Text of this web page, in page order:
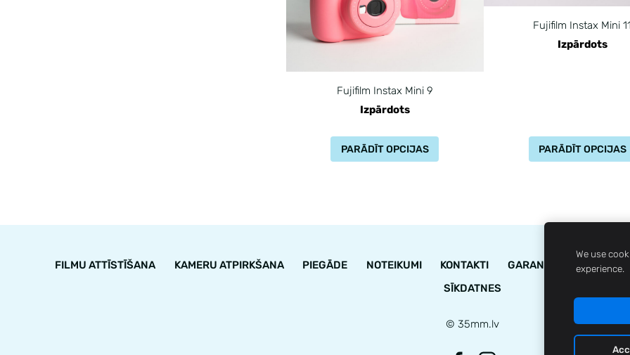
Fujifilm Instax Mini 9
Izpārdots
PARĀDĪT OPCIJAS
Fujifilm Instax Mini
Izpārdots
PARĀDĪT OPCIJAS
FILMU ATTĪSTĪŠANA KAMERU ATPIRKŠANA PIEGĀDE NOTEIKUMI KONTAKTI GARANTIJA
SĪKDATNES
© 35mm.lv
We use
experience.